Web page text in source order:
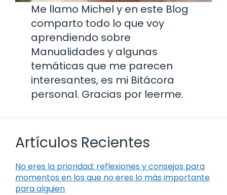
Me llamo Michel y en este Blog
comparto todo lo que voy
aprendiendo sobre
Manualidades y algunas
temáticas que me parecen
interesantes, es mi Bitácora
personal. Gracias por leerme.
Artículos Recientes
No eres la prioridad: reflexiones y consejos para
momentos en los que no eres lo más importante
para alguien